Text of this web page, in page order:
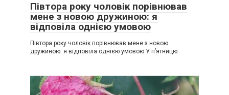
Півтора року чоловік порівнював
мене з новою дружиною: я
відповіла однією умовою
Півтора року чоловік порівнював мене з новою
дружиною: я відповіла однією умовою У п’ятницю